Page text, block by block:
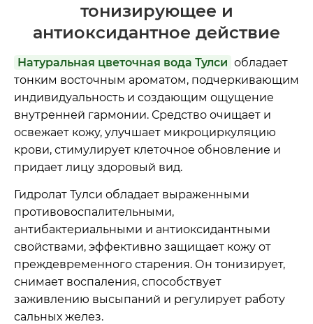
тонизирующее и
антиоксидантное действие
Натуральная цветочная вода Тулси обладает
тонким восточным ароматом, подчеркивающим
индивидуальность и создающим ощущение
внутренней гармонии. Средство очищает и
освежает кожу, улучшает микроциркуляцию
крови, стимулирует клеточное обновление и
придает лицу здоровый вид.
Гидролат Тулси обладает выраженными
противовоспалительными,
антибактериальными и антиоксидантными
свойствами, эффективно защищает кожу от
преждевременного старения. Он тонизирует,
снимает воспаления, способствует
заживлению высыпаний и регулирует работу
сальных желез.